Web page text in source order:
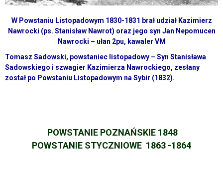
W Powstaniu Listopadowym 1830-1831 brał udział Kazimierz
Nawrocki (ps. Stanisław Nawrot) oraz jego syn Jan Nepomucen
Nawrocki – ułan 2pu, kawaler VM
Tomasz Sadowski, powstaniec listopadowy – Syn Stanisława
Sadowskiego i szwagier Kazimierza Nawrockiego, zesłany
został po Powstaniu Listopadowym na Sybir (1832).
POWSTANIE POZNAŃSKIE 1848
POWSTANIE STYCZNIOWE 1863 -1864